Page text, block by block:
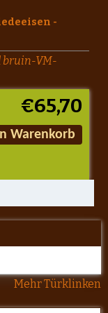
-
bruin-VM-
€65,70
In Warenkorb
Mehr Türklinken